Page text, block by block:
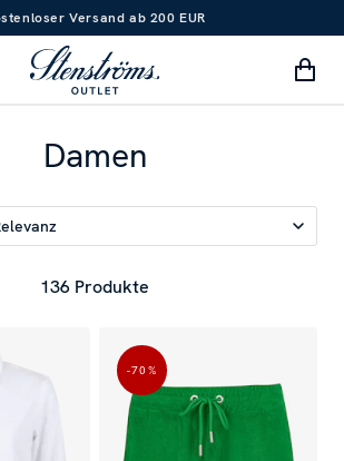
Versand ab 200 EUR
Damen
136 Produkte
-70 %